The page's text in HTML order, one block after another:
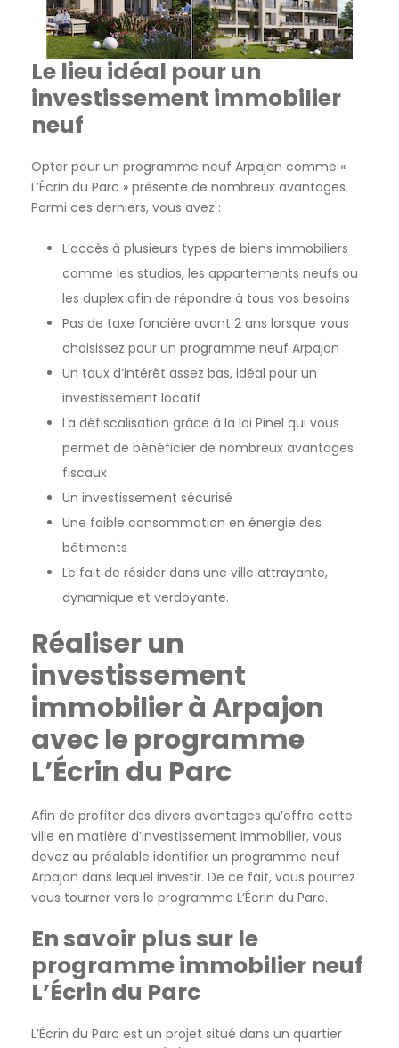
Le lieu idéal pour un
investissement immobilier
neuf
Opter pour un programme neuf Arpajon comme «
L’Écrin du Parc » présente de nombreux avantages.
Parmi ces derniers, vous avez :
L’accès à plusieurs types de biens immobiliers
comme les studios, les appartements neufs ou
les duplex afin de répondre à tous vos besoins
Pas de taxe foncière avant 2 ans lorsque vous
choisissez pour un programme neuf Arpajon
Un taux d’intérêt assez bas, idéal pour un
investissement locatif
La défiscalisation grâce à la loi Pinel qui vous
permet de bénéficier de nombreux avantages
fiscaux
Un investissement sécurisé
Une faible consommation en énergie des
bâtiments
Le fait de résider dans une ville attrayante,
dynamique et verdoyante.
Réaliser un
investissement
immobilier à Arpajon
avec le programme
L’Écrin du Parc
Afin de profiter des divers avantages qu’offre cette
ville en matière d’investissement immobilier, vous
devez au préalable identifier un programme neuf
Arpajon dans lequel investir. De ce fait, vous pourrez
vous tourner vers le programme L’Écrin du Parc.
En savoir plus sur le
programme immobilier neuf
L’Écrin du Parc
L’Écrin du Parc est un projet situé dans un quartier